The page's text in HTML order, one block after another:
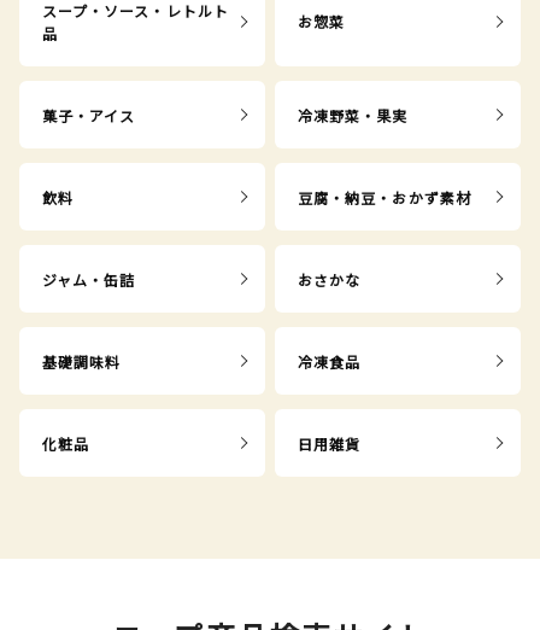
スープ・ソース・レトルト
品
お惣菜
菓子・アイス 冷凍野菜・果実
飲料 豆腐・納豆・おかず素材
ジャム・缶詰 おさかな
基礎調味料 冷凍食品
化粧品 日用雑貨